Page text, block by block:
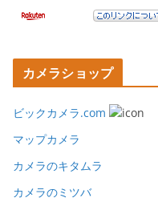
カメラショップ
ビックカメラ.com
マップカメラ
カメラのキタムラ
カメラのミツバ